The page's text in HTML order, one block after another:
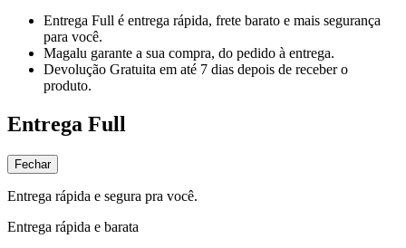
Entrega Full é entrega rápida, frete barato e mais segurança
para você.
Magalu garante a sua compra, do pedido à entrega.
Devolução Gratuita em até 7 dias depois de receber o
produto.
Entrega Full
Fechar
Entrega rápida e segura pra você.
Entrega rápida e barata